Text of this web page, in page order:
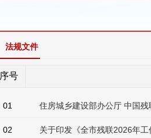
法规文件
序号
01 住房城乡建设部办公厅 中国
02 关于印发《全市残联2026年